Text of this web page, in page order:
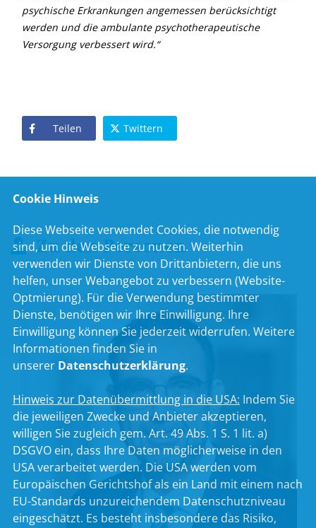
psychische Erkrankungen angemessen berücksichtigt
werden und die ambulante psychotherapeutische
Versorgung verbessert wird.“
Teilen Twittern
Zu den Personen
Cookie Hinweis
Diese Webseite verwendet Cookies, die notwendig
sind, um die Webseite zu nutzen. Weiterhin
verwenden wir Dienste von Drittanbietern, die uns
helfen, unser Webangebot zu verbessern (Website-
Optmierung). Für die Verwendung bestimmter
Dienste, benötigen wir Ihre Einwilligung. Ihre
Einwilligung können Sie jederzeit widerrufen. Weitere
Informationen finden Sie in
unserer Datenschutzerklärung.
Hinweis zur Datenübermittlung in die USA: Indem Sie
die jeweiligen Zwecke und Anbieter akzeptieren,
willigen Sie zugleich gem. Art. 49 Abs. 1 S. 1 lit. a)
DSGVO ein, dass Ihre Daten möglicherweise in den
USA verarbeitet werden. Die USA werden vom
Europäischen Gerichtshof als ein Land mit einem nach
EU-Standards unzureichendem Datenschutzniveau
eingeschätzt. Es besteht insbesondere das Risiko,